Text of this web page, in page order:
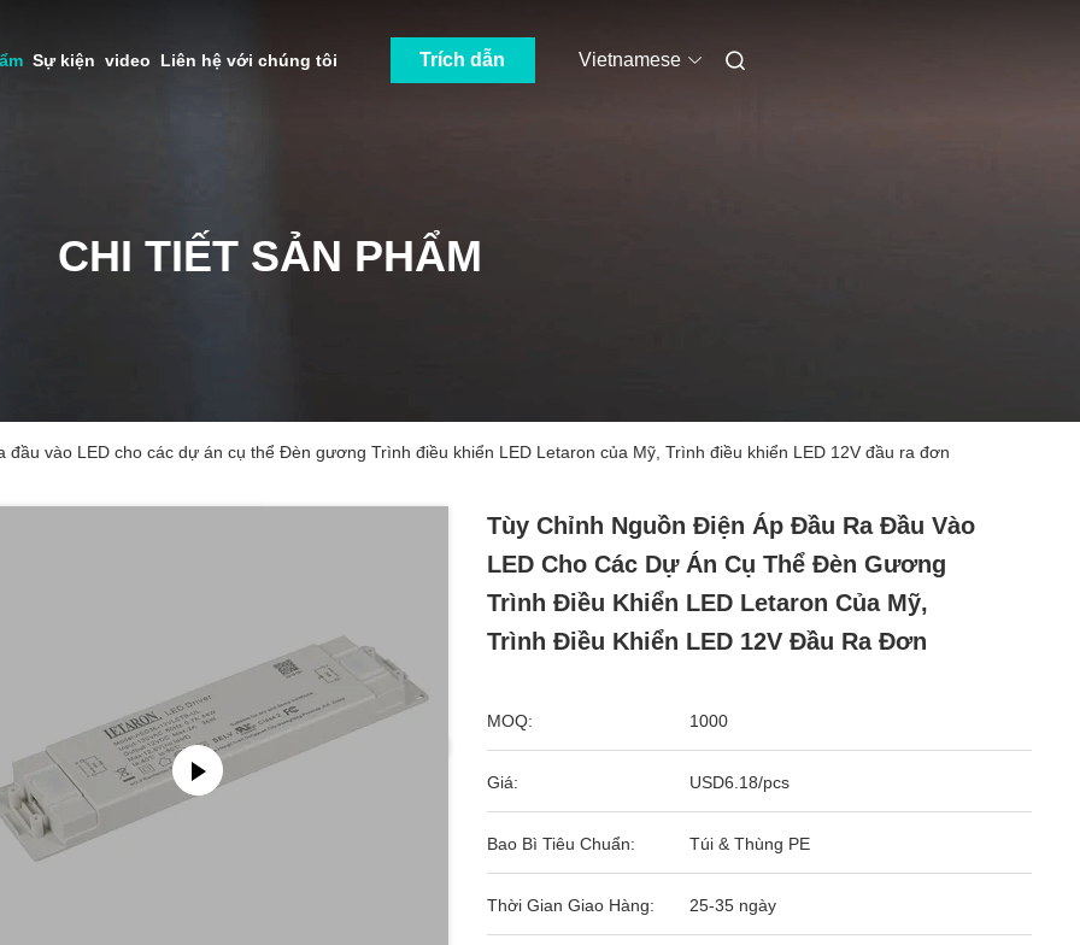
Sự kiện video Liên hệ với chúng tôi Trích dẫn Vietnamese
CHI TIẾT SẢN PHẨM
đầu vào LED cho các dự án cụ thể Đèn gương Trình điều khiển LED Letaron của Mỹ, Trình điều khiển LED 12V đầu ra đơn
Tùy Chỉnh Nguồn Điện Áp Đầu Ra Đầu Vào
LED Cho Các Dự Án Cụ Thể Đèn Gương
Trình Điều Khiển LED Letaron Của Mỹ,
Trình Điều Khiển LED 12V Đầu Ra Đơn
MOQ: 1000
Giá: USD6.18/pcs
Bao Bì Tiêu Chuẩn: Túi & Thùng PE
Thời Gian Giao Hàng: 25-35 ngày